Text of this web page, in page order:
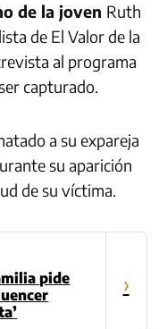
de la joven Ruth
de El Valor de la
al programa
capturado.
a su expareja
su aparición
de su víctima.
pide
›